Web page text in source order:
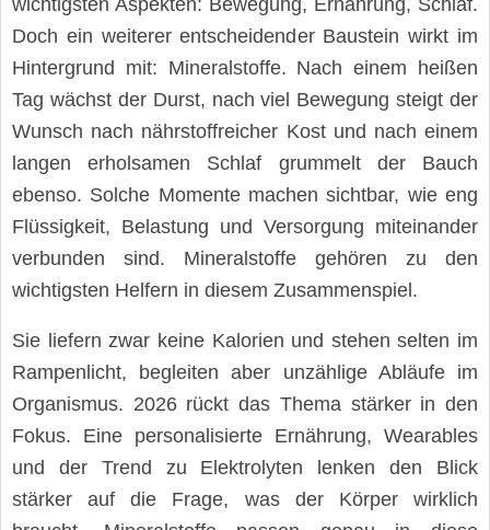
Doch ein weiterer entscheidender Baustein wirkt im
Hintergrund mit: Mineralstoffe. Nach einem heißen
Tag wächst der Durst, nach viel Bewegung steigt der
Wunsch nach nährstoffreicher Kost und nach einem
langen erholsamen Schlaf grummelt der Bauch
ebenso. Solche Momente machen sichtbar, wie eng
Flüssigkeit, Belastung und Versorgung miteinander
verbunden sind. Mineralstoffe gehören zu den
wichtigsten Helfern in diesem Zusammenspiel.
Sie liefern zwar keine Kalorien und stehen selten im
Rampenlicht, begleiten aber unzählige Abläufe im
Organismus. 2026 rückt das Thema stärker in den
Fokus. Eine personalisierte Ernährung, Wearables
und der Trend zu Elektrolyten lenken den Blick
stärker auf die Frage, was der Körper wirklich